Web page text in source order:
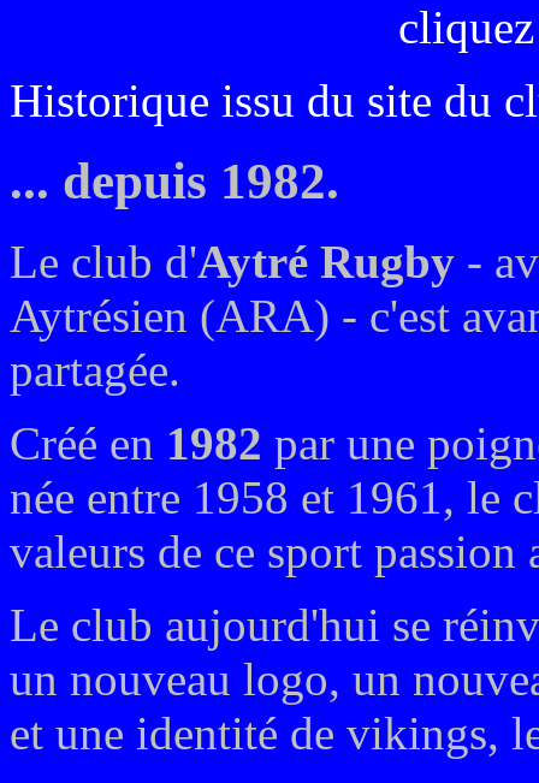
Historique issu du site du
... depuis 1982.
Le club d'Aytré Rugby -
Aytrésien (ARA) - c'est
partagée.
Créé en 1982 par une
née entre 1958 et 1961, le
valeurs de ce sport
Le club aujourd'hui se
un nouveau logo, un
et une identité de vikings,